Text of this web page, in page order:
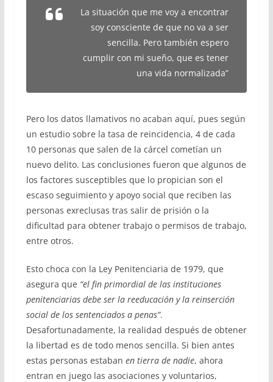
La situación que me voy a encontrar
soy consciente de que no va a ser
sencilla. Pero también espero
cumplir con mi sueño, que es tener
una vida normalizada”
Pero los datos llamativos no acaban aquí, pues según
un estudio sobre la tasa de reincidencia, 4 de cada
10 personas que salen de la cárcel cometían un
nuevo delito. Las conclusiones fueron que algunos de
los factores susceptibles que lo propician son el
escaso seguimiento y apoyo social que reciben las
personas exreclusas tras salir de prisión o la
dificultad para obtener trabajo o permisos de trabajo,
entre otros.
Esto choca con la Ley Penitenciaria de 1979, que
asegura que “el fin primordial de las instituciones
penitenciarias debe ser la reeducación y la reinserción
social de los sentenciados a penas”.
Desafortunadamente, la realidad después de obtener
la libertad es de todo menos sencilla. Si bien antes
estas personas estaban en tierra de nadie, ahora
entran en juego las asociaciones y voluntarios,